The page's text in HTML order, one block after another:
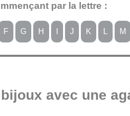
par la lettre :
F G H J K M
avec une